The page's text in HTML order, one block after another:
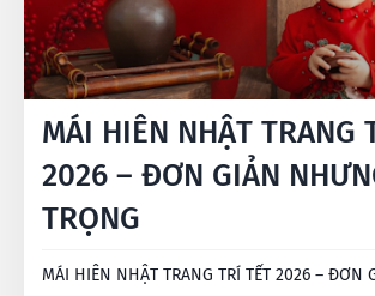
MÁI HIÊN NHẬT TRANG
2026 – ĐƠN GIẢN
TRỌNG
MÁI HIÊN NHẬT TRANG TRÍ TẾT 2026 – ĐƠN